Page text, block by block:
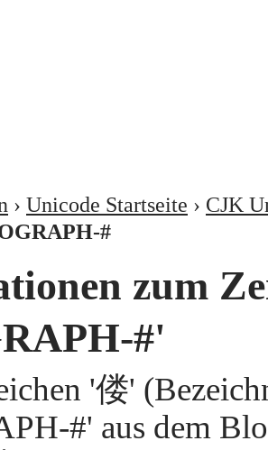
› Unicode Startseite › CJK
#
zum
#'
'偻'
#' aus dem